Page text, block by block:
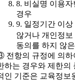
8. 비실명 이용
경우
9. 일정기간 이상
않거나 개인정보
동의를 하지 않
전항의 규정에 의하
하는 경우와 제한의
인 기준은 교육정보